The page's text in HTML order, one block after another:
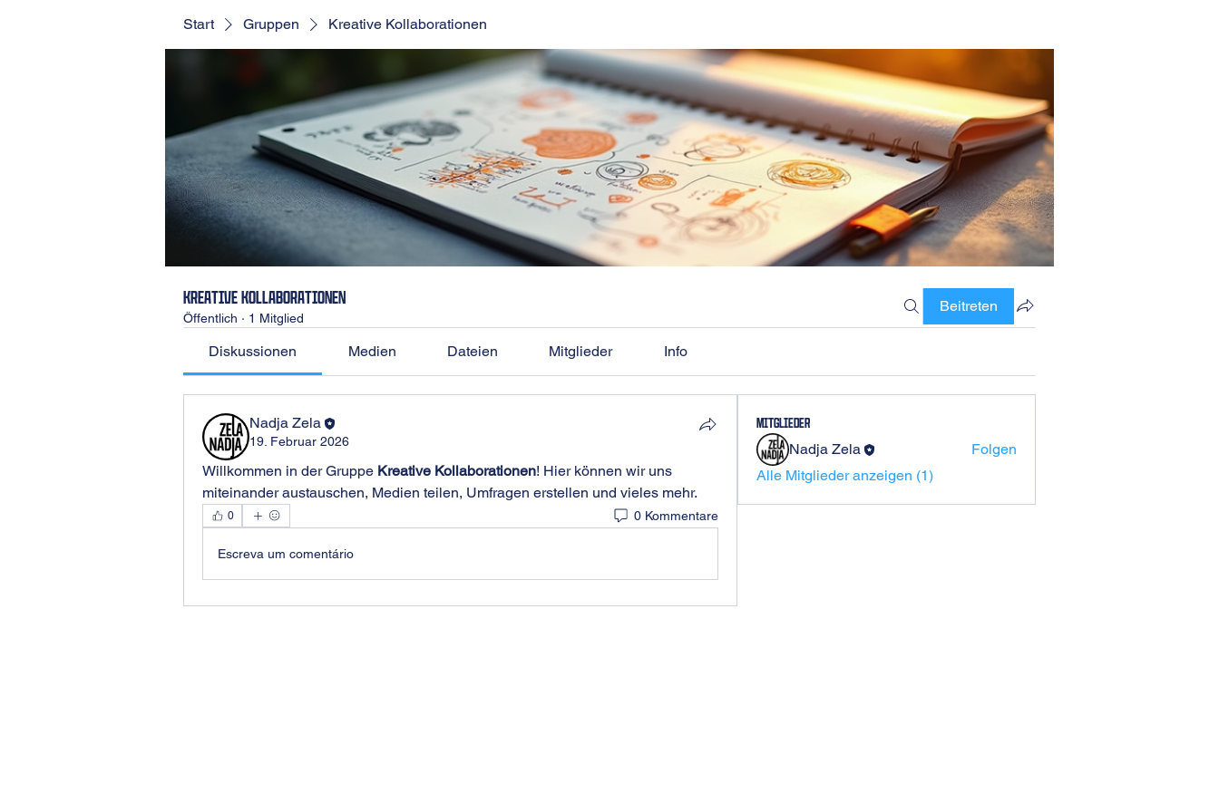
Start Gruppen Kreative Kollaborationen
Kreative Kollaborationen
Öffentlich · 1 Mitglied
Beitreten
Diskussionen Medien Dateien Mitglieder Info
Nadja Zela
19. Februar 2026
Willkommen in der Gruppe Kreative Kollaborationen! Hier können wir uns
miteinander austauschen, Medien teilen, Umfragen erstellen und vieles mehr.
0 0 Kommentare
Escreva um comentário
Mitglieder
Nadja Zela
Folgen
Alle Mitglieder anzeigen (1)